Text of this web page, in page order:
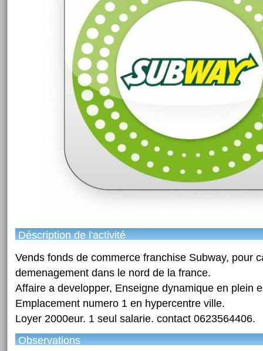
Déscription de l'activité
Vends fonds de commerce franchise Subway, pour
demenagement dans le nord de la france.
Affaire a developper, Enseigne dynamique en plein
Emplacement numero 1 en hypercentre ville.
Loyer 2000eur. 1 seul salarie. contact 0623564406.
Observations